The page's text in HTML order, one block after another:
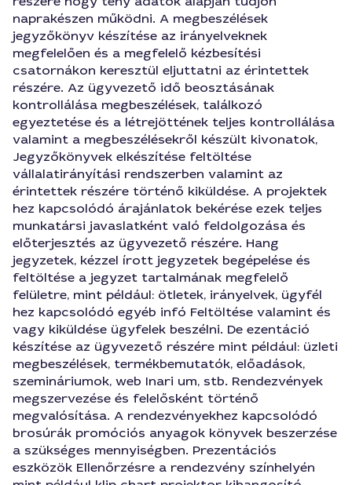
naprakészen működni. A megbeszélések
jegyzőkönyv készítése az irányelveknek
megfelelően és a megfelelő kézbesítési
csatornákon keresztül eljuttatni az érintettek
részére. Az ügyvezető idő beosztásának
kontrollálása megbeszélések, találkozó
egyeztetése és a létrejöttének teljes kontrollálása
valamint a megbeszélésekről készült kivonatok,
Jegyzőkönyvek elkészítése feltöltése
vállalatirányítási rendszerben valamint az
érintettek részére történő kiküldése. A projektek
hez kapcsolódó árajánlatok bekérése ezek teljes
munkatársi javaslatként való feldolgozása és
előterjesztés az ügyvezető részére. Hang
jegyzetek, kézzel írott jegyzetek begépelése és
feltöltése a jegyzet tartalmának megfelelő
felületre, mint például: ötletek, irányelvek, ügyfél
hez kapcsolódó egyéb infó Feltöltése valamint és
vagy kiküldése ügyfelek beszélni. De ezentáció
készítése az ügyvezető részére mint például: üzleti
megbeszélések, termékbemutatók, előadások,
szemináriumok, web Inari um, stb. Rendezvények
megszervezése és felelősként történő
megvalósítása. A rendezvényekhez kapcsolódó
brosúrák promóciós anyagok könyvek beszerzése
a szükséges mennyiségben. Prezentációs
eszközök Ellenőrzésre a rendezvény színhelyén